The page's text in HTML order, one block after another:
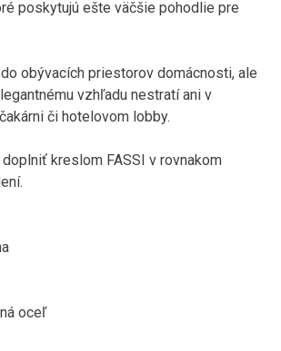
poskytujú ešte väčšie pohodlie pre
obývacích priestorov domácnosti, ale
vzhľadu nestratí ani v
či hotelovom lobby.
kreslom FASSI v rovnakom
oceľ